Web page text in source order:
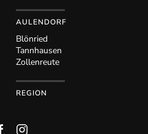
AULENDORF
Blönried
Tannhausen
Zollenreute
REGION